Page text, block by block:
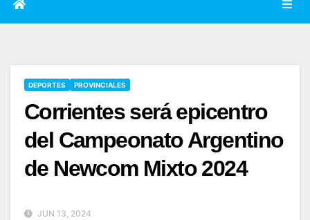
DEPORTES PROVINCIALES
Corrientes será epicentro
del Campeonato Argentino
de Newcom Mixto 2024
JUN 13, 2024